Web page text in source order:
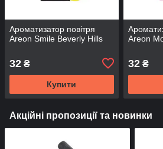
Ароматизатор повітря
Areon Smile Beverly Hills
32 ₴
Купити
Areon
32₴
Акційні пропозиції та новинки